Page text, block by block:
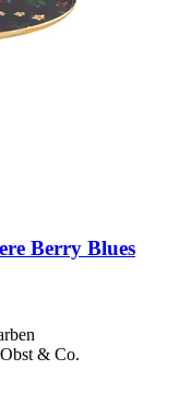
Berry Blues
& Co.